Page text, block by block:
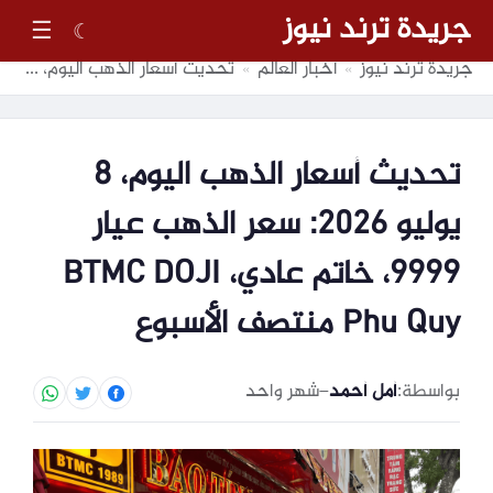
جريدة ترند نيوز ☾
☰
جريدة ترند نيوز » أخبار العالم » تحديث أسعار الذهب اليوم، 8 يوليو 2026: سعر الذهب عيار 9999، خاتم عادي، BTMC DOJI Phu Quy منتصف الأسبوع
تحديث أسعار الذهب اليوم، 8
يوليو 2026: سعر الذهب عيار
9999، خاتم عادي، BTMC DOJI
Phu Quy منتصف الأسبوع
بواسطة:أمل أحمد–شهر واحد